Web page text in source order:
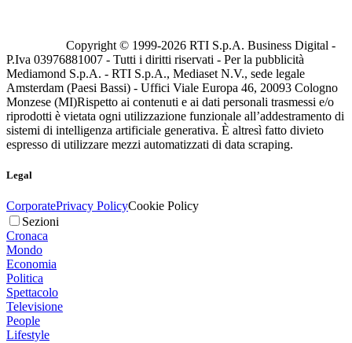
Copyright © 1999-2026 RTI S.p.A. Business Digital -
P.Iva 03976881007 - Tutti i diritti riservati - Per la pubblicità
Mediamond S.p.A. - RTI S.p.A., Mediaset N.V., sede legale
Amsterdam (Paesi Bassi) - Uffici Viale Europa 46, 20093 Cologno
Monzese (MI)Rispetto ai contenuti e ai dati personali trasmessi e/o
riprodotti è vietata ogni utilizzazione funzionale all’addestramento di
sistemi di intelligenza artificiale generativa. È altresì fatto divieto
espresso di utilizzare mezzi automatizzati di data scraping.
Legal
CorporatePrivacy PolicyCookie Policy
Sezioni
Cronaca
Mondo
Economia
Politica
Spettacolo
Televisione
People
Lifestyle